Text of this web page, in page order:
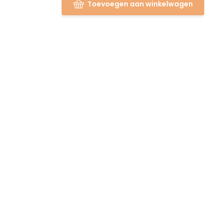
Toevoegen aan winkelwagen